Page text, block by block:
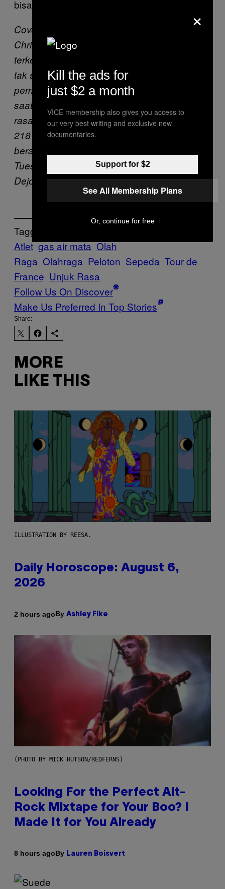
bisa dijebloskan ke penjara.
Cover image: Pembalap sepeda Inggris,
Chris Froome tampak meringis setelah
terkena gas air mata atau pepper spray yang
tak sengaja mengenai serombongan
pembalap dalam etape 16 Tour De France
saat sekelompok petani melakukan unjuk
rasa. Etape ke-16 menempuh jarak sejauh
218 kilometer, dimulai dari Carcassonne dan
berakahir di Bagneres-de-Luchon, France,
Tuesday, 24 Juli 2018. AP Photo/Peter
Dejong.
Tagged:
Atlet gas air mata Olah
Raga Olahraga Peloton Sepeda Tour de
France Unjuk Rasa
Follow Us On Discover
Make Us Preferred In Top Stories
Share:
MORE
LIKE THIS
ILLUSTRATION BY REESA.
Daily Horoscope: August 6,
2026
2 hours agoBy Ashley Fike
(PHOTO BY MICK HUTSON/REDFERNS)
Looking For the Perfect Alt-
Rock Mixtape for Your Boo? I
Made It for You Already
8 hours agoBy Lauren Boisvert
×
Kill the ads for
just $2 a month
VICE membership also gives you access to
our very best writing and exclusive new
documentaries.
Support for $2
See All Membership Plans
Or, continue for free